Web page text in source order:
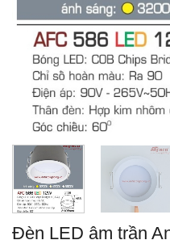
Đèn LED âm trần